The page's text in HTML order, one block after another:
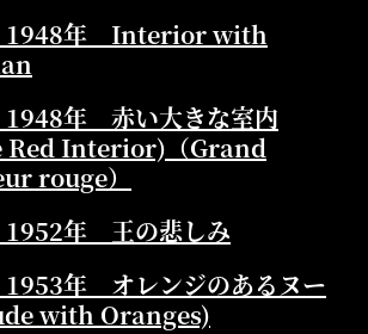
1948年 Interior with
年 赤い大きな室内
Red Interior)（Grand
rouge）
1952年 王の悲しみ
年 オレンジのあるヌー
with Oranges)